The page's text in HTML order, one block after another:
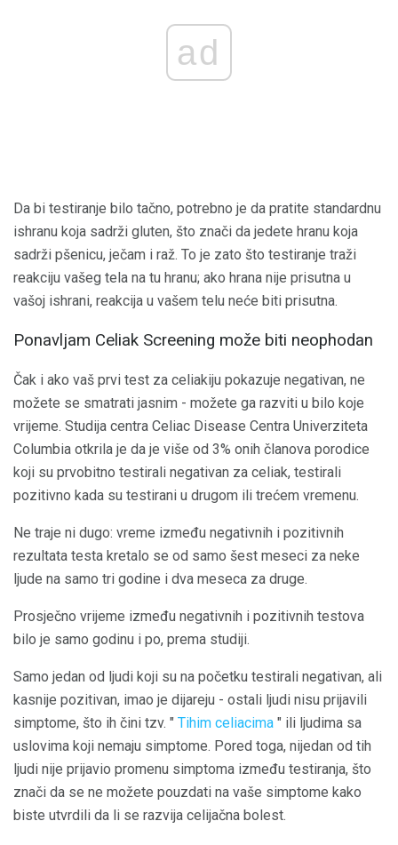
ad
Da bi testiranje bilo tačno, potrebno je da pratite standardnu ​​
ishranu koja sadrži gluten, što znači da jedete hranu koja
sadrži pšenicu, ječam i raž. To je zato što testiranje traži
reakciju vašeg tela na tu hranu; ako hrana nije prisutna u
vašoj ishrani, reakcija u vašem telu neće biti prisutna.
Ponavljam Celiak Screening može biti neophodan
Čak i ako vaš prvi test za celiakiju pokazuje negativan, ne
možete se smatrati jasnim - možete ga razviti u bilo koje
vrijeme. Studija centra Celiac Disease Centra Univerziteta
Columbia otkrila je da je više od 3% onih članova porodice
koji su prvobitno testirali negativan za celiak, testirali
pozitivno kada su testirani u drugom ili trećem vremenu.
Ne traje ni dugo: vreme između negativnih i pozitivnih
rezultata testa kretalo se od samo šest meseci za neke
ljude na samo tri godine i dva meseca za druge.
Prosječno vrijeme između negativnih i pozitivnih testova
bilo je samo godinu i po, prema studiji.
Samo jedan od ljudi koji su na početku testirali negativan, ali
kasnije pozitivan, imao je dijareju - ostali ljudi nisu prijavili
simptome, što ih čini tzv. " Tihim celiacima " ili ljudima sa
uslovima koji nemaju simptome. Pored toga, nijedan od tih
ljudi nije prijavio promenu simptoma između testiranja, što
znači da se ne možete pouzdati na vaše simptome kako
biste utvrdili da li se razvija celijačna bolest.